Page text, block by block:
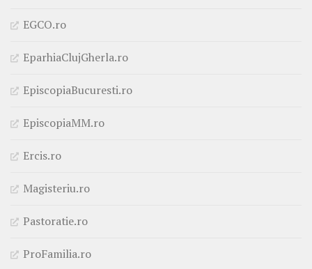
EGCO.ro
EparhiaClujGherla.ro
EpiscopiaBucuresti.ro
EpiscopiaMM.ro
Ercis.ro
Magisteriu.ro
Pastoratie.ro
ProFamilia.ro